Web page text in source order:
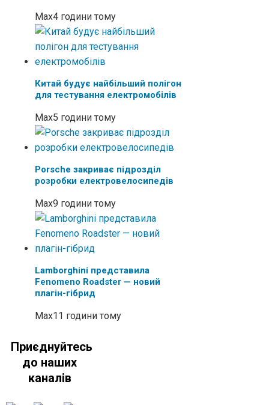
Max4 години тому
Китай будує найбільший полігон
для тестування електромобілів
Max5 години тому
Porsche закриває підрозділ
розробки електровелосипедів
Max9 години тому
Lamborghini представила
Fenomeno Roadster — новий
плагін-гібрид
Max11 години тому
Приєднуйтесь
до наших
каналів